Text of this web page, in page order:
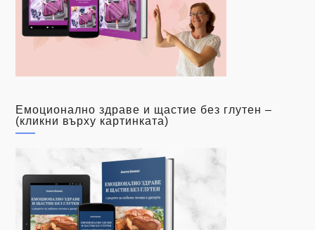
Емоционално здраве и щастие без глутен –
(кликни върху картинката)